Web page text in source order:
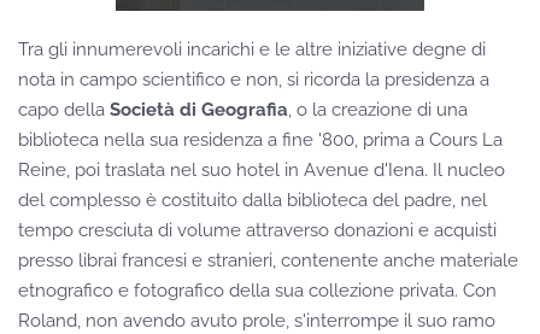
Tra gli innumerevoli incarichi e le altre iniziative degne di
nota in campo scientifico e non, si ricorda la presidenza a
capo della Società di Geografia, o la creazione di una
biblioteca nella sua residenza a fine '800, prima a Cours La
Reine, poi traslata nel suo hotel in Avenue d'Iena. Il nucleo
del complesso è costituito dalla biblioteca del padre, nel
tempo cresciuta di volume attraverso donazioni e acquisti
presso librai francesi e stranieri, contenente anche materiale
etnografico e fotografico della sua collezione privata. Con
Roland, non avendo avuto prole, s'interrompe il suo ramo